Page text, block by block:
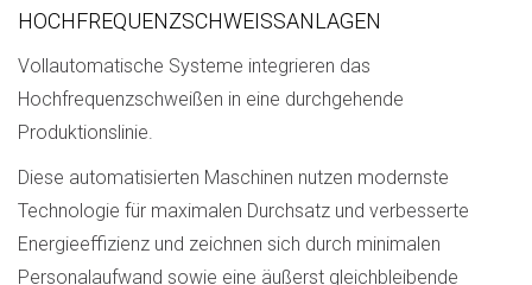
HOCHFREQUENZSCHWEISSANLAGEN
Vollautomatische Systeme integrieren das
Hochfrequenzschweißen in eine durchgehende
Produktionslinie.
Diese automatisierten Maschinen nutzen modernste
Technologie für maximalen Durchsatz und verbesserte
Energieeffizienz und zeichnen sich durch minimalen
Personalaufwand sowie eine äußerst gleichbleibende